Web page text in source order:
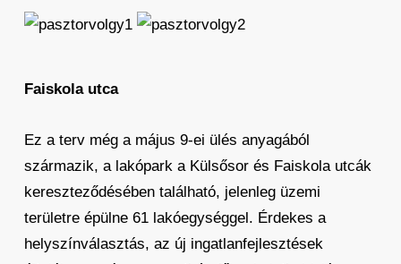
Faiskola utca
Ez a terv még a május 9-ei ülés anyagából
származik, a lakópark a Külsősor és Faiskola utcák
kereszteződésében található, jelenleg üzemi
területre épülne 61 lakóegységgel. Érdekes a
helyszínválasztás, az új ingatlanfejlesztések